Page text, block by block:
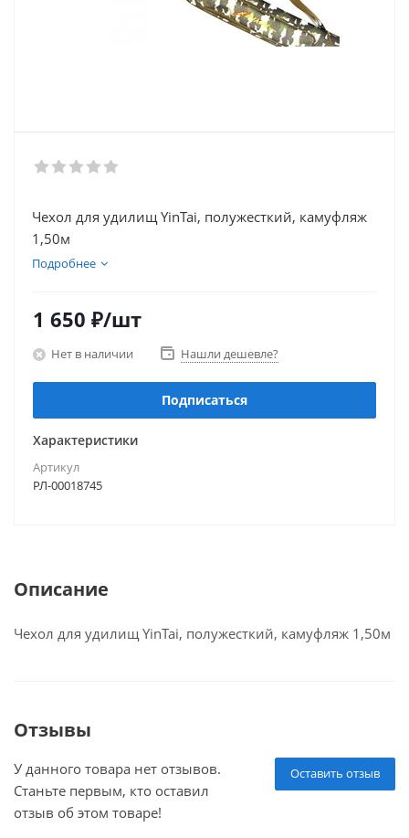
Чехол для удилищ YinTai, полужесткий, камуфляж
1,50м
Подробнее
1 650 ₽/шт
Нет в наличии Нашли дешевле?
Подписаться
Характеристики
Артикул
РЛ-00018745
Описание
Чехол для удилищ YinTai, полужесткий, камуфляж 1,50м
Отзывы
Оставить отзыв
У данного товара нет отзывов.
Станьте первым, кто оставил
отзыв об этом товаре!